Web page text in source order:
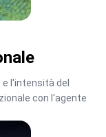
l'intensità del
con l'agente